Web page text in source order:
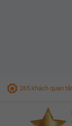
265 khách quan